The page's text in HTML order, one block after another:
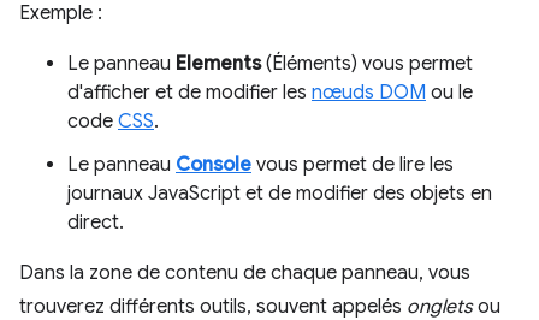
Exemple :
Le panneau Elements(Éléments) vous permet
d'afficher et de modifier les nœuds DOM ou le
code CSS.
Le panneau Console vous permet de lire les
journaux JavaScript et de modifier des objets en
direct.
Dans la zone de contenu de chaque panneau, vous
trouverez différents outils, souvent appelés ongletsou